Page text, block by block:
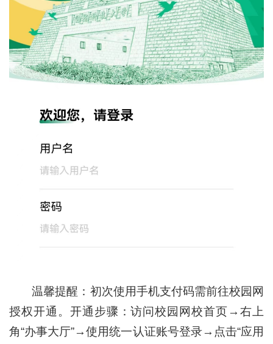
温馨提醒：初次使用手机支付码需前往校园网
授权开通。开通步骤：访问校园网校首页→右上
角“办事大厅”→使用统一认证账号登录→点击“应用